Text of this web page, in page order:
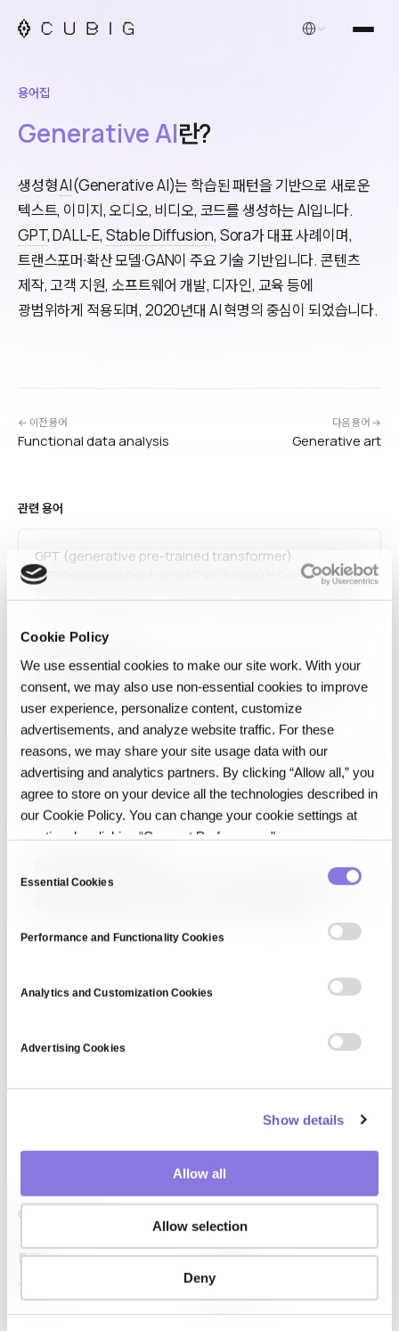
Cookie Policy
We use essential cookies to make our site work. With your
consent, we may also use non‑essential cookies to improve
user experience, personalize content, customize
advertisements, and analyze website traffic. For these
reasons, we may share your site usage data with our
advertising and analytics partners. By clicking “Allow all,” you
agree to store on your device all the technologies described in
our Cookie Policy. You can change your cookie settings at
any time by clicking “Consent Preferences."
Essential Cookies
Performance and Functionality Cookies
Analytics and Customization Cookies
Advertising Cookies
Show details
Allow all
Allow selection
Deny
한국어
용어집
Generative AI란?
생성형AI(Generative AI)는 학습된 패턴을 기반으로 새로운
텍스트, 이미지, 오디오, 비디오, 코드를 생성하는 AI입니다.
GPT, DALL-E, Stable Diffusion, Sora가 대표 사례이며,
트랜스포머·확산 모델·GAN이 주요 기술 기반입니다. 콘텐츠
제작, 고객 지원, 소프트웨어 개발, 디자인, 교육 등에
광범위하게 적용되며, 2020년대 AI 혁명의 중심이 되었습니다.
← 이전 용어
Functional data analysis
다음 용어 →
Generative art
관련 용어
GPT (generative pre-trained transformer)
GPT(Generative Pre-trained Transformer)는 OpenAI가 개발한
이해·생성·추론 능력이 크게 향상되었습니다. ChatGPT로 대중화되었으며
생성형 AI 시대를 열었습니다.
Generative model
생성 모델(Generative Model)은 학습 데이터의 분포를 학습해 그와
유사한 새 샘플을 생성할 수 있는 통계·머신러닝 모델입니다. 변분
오토인코더(VAE), GAN, 확산 모델, 자기 회귀 모델(GPT), 정규화 흐름이
대표적입니다. 이미지·텍스트·오디오 생성, 데이터 증강, 이상 탐지,
시뮬레이션에 활용됩니다. 판별 모델(discriminative)과 대비되는
개념입니다.
Generative art
생성 예술(Generative Art)은 알고리즘·코드·자율 시스템이 창작 과정에
직접 참여해 만들어내는 예술 작품을 의미합니다. 초기에는 프로세싱·
크리에이티브 코딩 기반이었으나, 최근에는 GAN·확산 모델 같은 생성형
AI로 확장되어 Midjourney·DALL-E·Stable Diffusion으로 누구나 시각
생성 시스템(Generative Systems)은 단순 입력에서 복잡하고 다양한
용어입니다. 절차적 콘텐츠 생성(게임 레벨·음악), 진화 알고리즘, 규칙 기반
생성 문법, 최신 AI 생성 모델까지 포함하며, 창작·디자인·시뮬레이션·과학적
플랫폼 핵심 역량
LLM Capsule